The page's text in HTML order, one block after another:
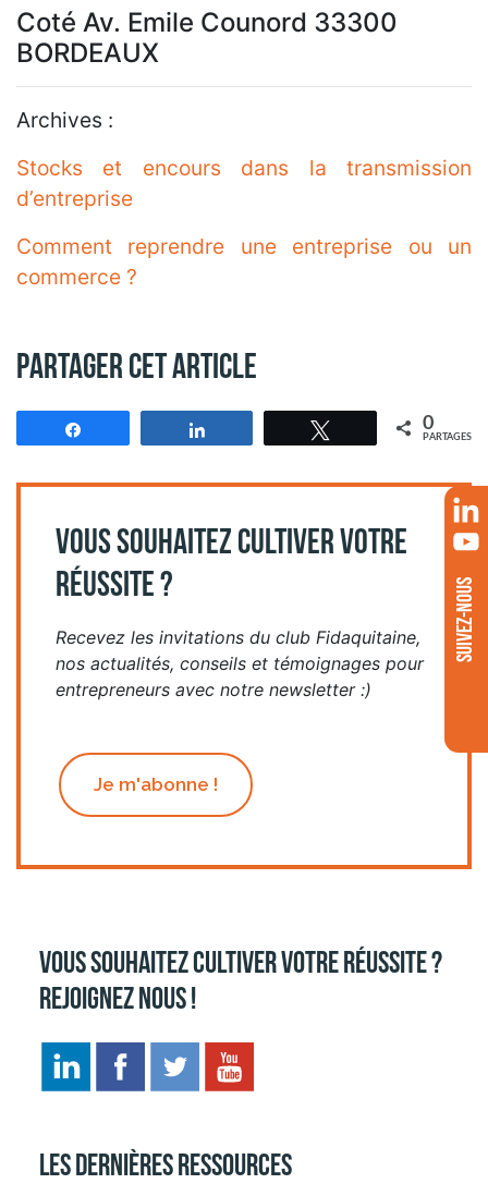
Coté Av. Emile Counord 33300
BORDEAUX
Archives :
Stocks et encours dans la transmission
d’entreprise
Comment reprendre une entreprise ou un
commerce ?
Partager cet article
Tweetez 0
PARTAGES
VOUS SOUHAITEZ CULTIVER VOTRE
RÉUSSITE ?
Recevez les invitations du club Fidaquitaine,
nos actualités, conseils et témoignages pour
entrepreneurs avec notre newsletter :)
Je m'abonne !
Vous souhaitez cultiver votre réussite ?
Rejoignez nous !
Les dernières ressources
SUIVEZ-NOUS